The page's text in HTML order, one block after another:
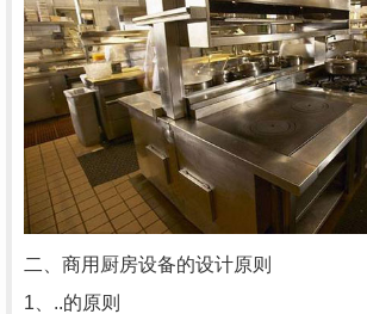
二、商用厨房设备的设计原则
1、..的原则